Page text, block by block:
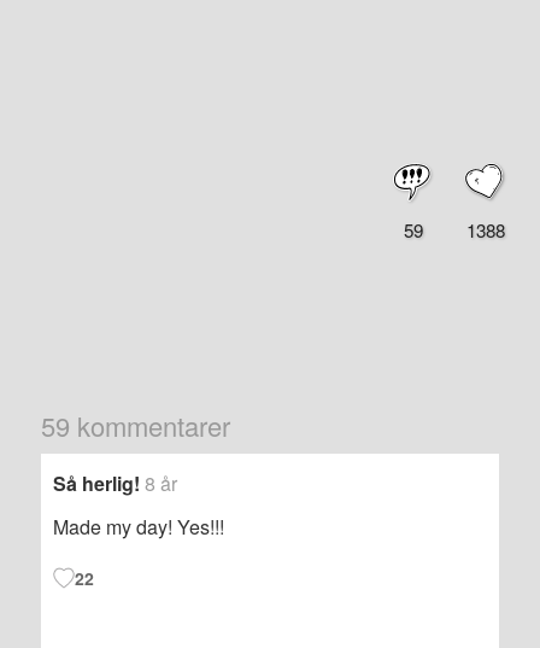
59 1388
59 kommentarer
Så herlig! 8 år
Made my day! Yes!!!
22